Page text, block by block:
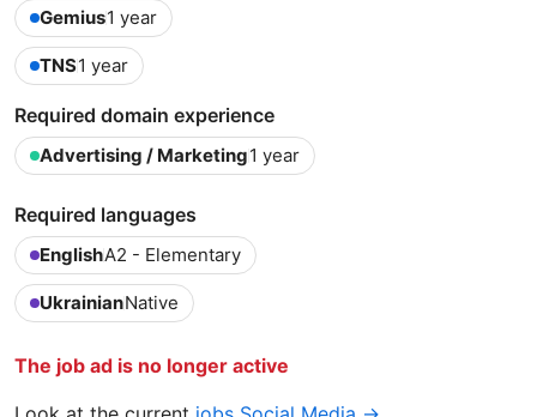
Gemius1 year
TNS1 year
Required domain experience
Advertising / Marketing1 year
Required languages
EnglishA2 - Elementary
UkrainianNative
The job ad is no longer active